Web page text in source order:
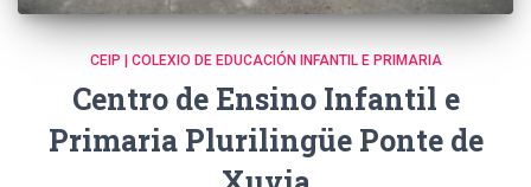
CEIP | COLEXIO DE EDUCACIÓN INFANTIL E PRIMARIA
Centro de Ensino Infantil e
Primaria Plurilingüe Ponte de